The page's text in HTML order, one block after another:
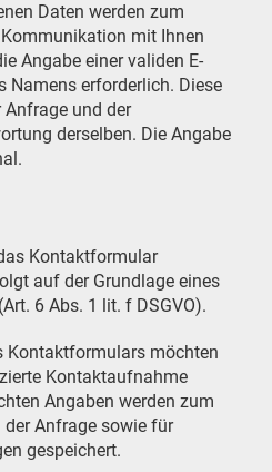
Daten werden zum
mit Ihnen
Angabe einer validen E-
Namens erforderlich. Diese
und der
derselben. Die Angabe
Kontaktformular
auf der Grundlage eines
6 Abs. 1 lit. f DSGVO).
Kontaktformulars möchten
Kontaktaufnahme
Angaben werden zum
der Anfrage sowie für
gespeichert.